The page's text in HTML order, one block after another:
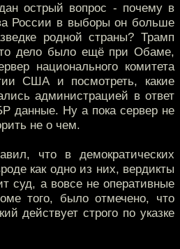
острый вопрос - почему в
России в выборы он больше
родной страны? Трамп
дело было ещё при Обаме,
национального комитета
США и посмотреть, какие
администрацией в ответ
данные. Ну а пока сервер не
не о чем.
что в демократических
как одно из них, вердикты
суд, а вовсе не оперативные
того, было отмечено, что
действует строго по указке